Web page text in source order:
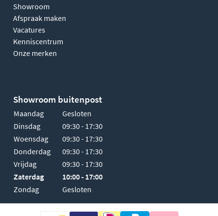
Showroom
Afspraak maken
Vacatures
Kenniscentrum
Onze merken
Showroom buitenpost
Maandag
Gesloten
Dinsdag
09:30 - 17:30
Woensdag
09:30 - 17:30
Donderdag
09:30 - 17:30
Vrijdag
09:30 - 17:30
Zaterdag
10:00 - 17:00
Zondag
Gesloten